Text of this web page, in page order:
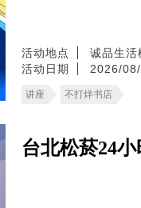
活动地点
诚品生
活动日期
2026/
讲座 不打烊书店
台北松菸24